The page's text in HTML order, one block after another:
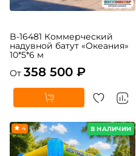
надувной батут «Океания»
358 500 ₽